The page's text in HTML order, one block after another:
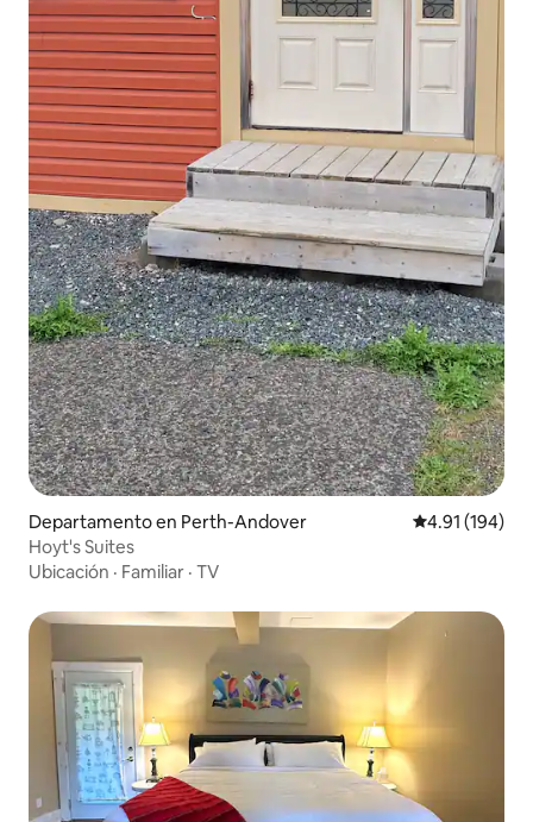
Departamento en Perth-Andover Calificación
4.91 (194)
Hoyt's Suites
Ubicación · Familiar · TV